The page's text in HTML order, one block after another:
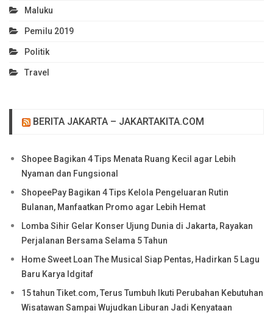
Maluku
Pemilu 2019
Politik
Travel
BERITA JAKARTA – JAKARTAKITA.COM
Shopee Bagikan 4 Tips Menata Ruang Kecil agar Lebih
Nyaman dan Fungsional
ShopeePay Bagikan 4 Tips Kelola Pengeluaran Rutin
Bulanan, Manfaatkan Promo agar Lebih Hemat
Lomba Sihir Gelar Konser Ujung Dunia di Jakarta, Rayakan
Perjalanan Bersama Selama 5 Tahun
Home Sweet Loan The Musical Siap Pentas, Hadirkan 5 Lagu
Baru Karya Idgitaf
15 tahun Tiket.com, Terus Tumbuh Ikuti Perubahan Kebutuhan
Wisatawan Sampai Wujudkan Liburan Jadi Kenyataan